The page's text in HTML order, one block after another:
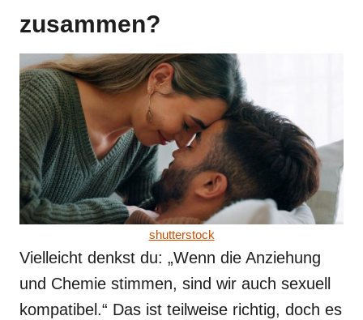
zusammen?
shutterstock
Vielleicht denkst du: „Wenn die Anziehung
und Chemie stimmen, sind wir auch sexuell
kompatibel.“ Das ist teilweise richtig, doch es